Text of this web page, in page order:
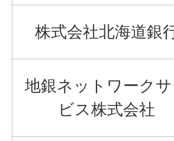
株式会社北海道銀
地銀ネットワーク
ビス株式会社